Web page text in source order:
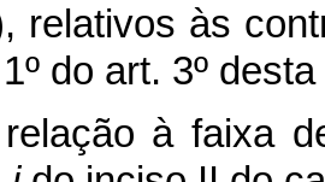
relativos às
do art. 3º
à faixa